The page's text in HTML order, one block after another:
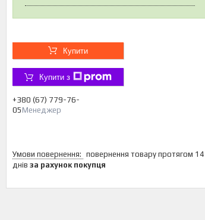
Купити
Купити з
+380 (67) 779-76-
05 Менеджер
повернення товару протягом 14
днів за рахунок покупця